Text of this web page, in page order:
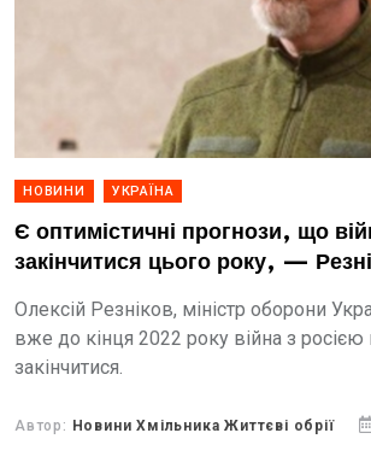
НОВИНИ УКРАЇНА
Є оптимістичні прогнози, що
закінчитися цього року, —
Олексій Резніков, міністр оборони
вже до кінця 2022 року війна з
закінчитися.
Автор: Новини Хмільника Життєві обрії